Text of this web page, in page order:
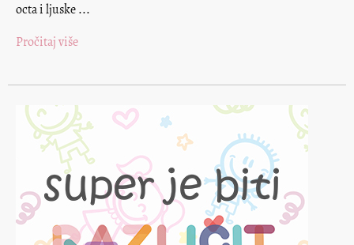
octa i ljuske ...
Pročitaj više